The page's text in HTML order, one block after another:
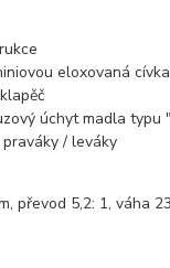
eloxovaná cívka
úchyt madla typu
/ leváky
převod 5,2: 1, váha